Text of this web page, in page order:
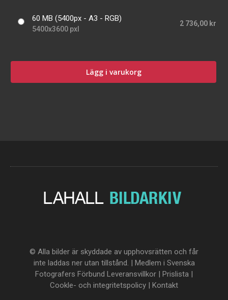
60 MB (5400px - A3 - RGB)
5400x3600 pxl
2 736,00 kr
Lägg i varukorg
© Alla bilder är skyddade av upphovsrätten och får
inte laddas ner utan tillstånd. | Medlem i Svenska
Fotografers Förbund Leveransvillkor | Prislista |
Cookle- och integritetspolicy | Kontakt